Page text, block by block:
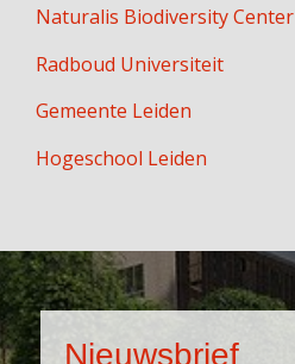
Naturalis Biodiversity Center
Radboud Universiteit
Gemeente Leiden
Hogeschool Leiden
Nieuwsbrief